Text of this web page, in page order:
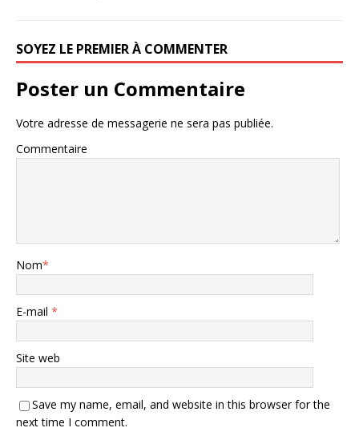
SOYEZ LE PREMIER À COMMENTER
Poster un Commentaire
Votre adresse de messagerie ne sera pas publiée.
Commentaire
Nom*
E-mail *
Site web
Save my name, email, and website in this browser for the
next time I comment.